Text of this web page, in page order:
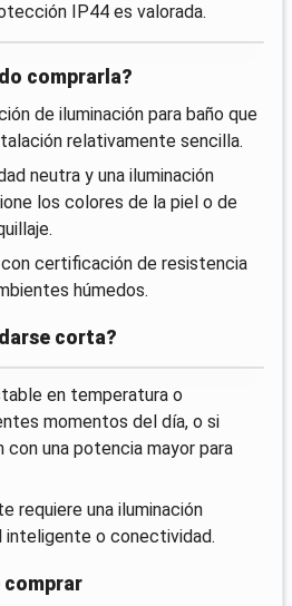
IP44 es valorada.
comprarla?
de iluminación para baño que
relativamente sencilla.
neutra y una iluminación
los colores de la piel o de
certificación de resistencia
húmedos.
corta?
en temperatura o
momentos del día, o si
con una potencia mayor para
requiere una iluminación
o conectividad.
comprar